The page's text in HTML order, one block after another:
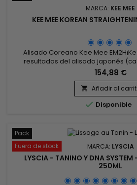
MARCA: KEE MEE
KEE MEE KOREAN
Alisado Coreano Kee Mee
resultados del alisado japonés
meses) y los del alisado brasileño
cabello)!&nbsp; Se puede utilizar
teñido, natural, decolorado, con
alisado coreano Kee Mee te da
el cabello...
154,88 €
 Añadir al
 Disponible
Pack
Fuera de stock
MARCA: LYSCIA
LYSCIA - TANINO Y DNA
250ML